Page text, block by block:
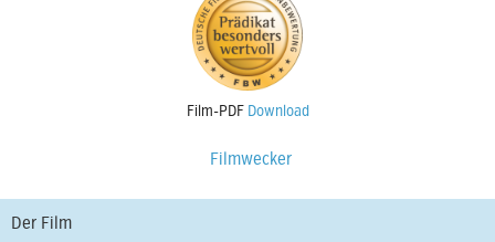
Film-PDF Download
Filmwecker
Der Film